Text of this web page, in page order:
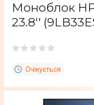
Моноблок
23.8''
Очікується